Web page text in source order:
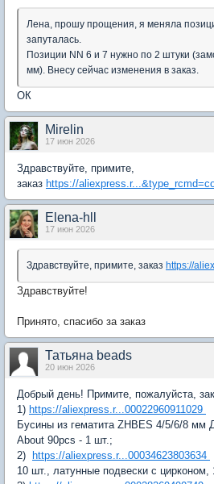
Лена, прошу прощения, я меняла
запуталась.
Позиции NN 6 и 7 нужно по 2 штуки
мм). Внесу сейчас изменения в заказ.
ОК
Mirelin
17 июн 2026
Здравствуйте, примите,
заказ https://
Elena-hll
17 июн 2026
Здравствуйте, примите, заказ https://
Здравствуйте!
Принято, спасибо за заказ
Татьяна beads
20 июн 2026
Добрый день! Примите, пожалуйста,
1) https://aliexpress.r...00022960911029
Бусины из гематита ZHBES 4/5/6/8 мм
About 90pcs - 1 шт.;
2)
https://aliexpress.r...00034623803634
10 шт., латунные подвески с